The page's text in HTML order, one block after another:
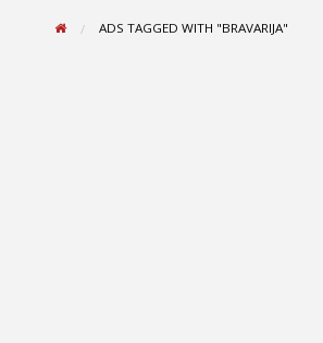
ADS TAGGED WITH "BRAVARIJA"